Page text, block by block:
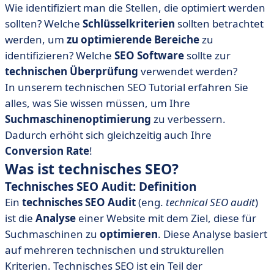
• Belassen Sie es nicht beim technischen Audit!
Wie identifiziert man die Stellen, die optimiert werden
sollten? Welche Schlüsselkriterien sollten betrachtet
werden, um zu optimierende Bereichezu
identifizieren? Welche SEO Software sollte zur
technischen Überprüfung verwendet werden?
In unserem technischen SEO Tutorial erfahren Sie
alles, was Sie wissen müssen, um Ihre
Suchmaschinenoptimierung zu verbessern.
Dadurch erhöht sich gleichzeitig auch Ihre
Conversion Rate!
Was ist technisches SEO?
Technisches SEO Audit: Definition
Ein technisches SEO Audit(eng. technical SEO audit)
ist die Analyse einer Website mit dem Ziel, diese für
Suchmaschinen zu optimieren. Diese Analyse basiert
auf mehreren technischen und strukturellen
Kriterien. Technisches SEO ist ein Teil der